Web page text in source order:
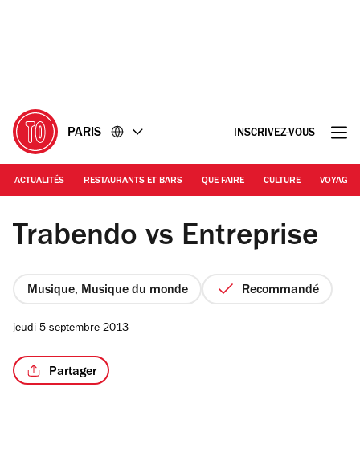
PARIS INSCRIVEZ-VOUS
ACTUALITÉS RESTAURANTS ET BARS QUE FAIRE CULTURE VOYAGE
Superets
Trabendo vs Entreprise
Musique, Musique du monde Recommandé
jeudi 5 septembre 2013
Partager